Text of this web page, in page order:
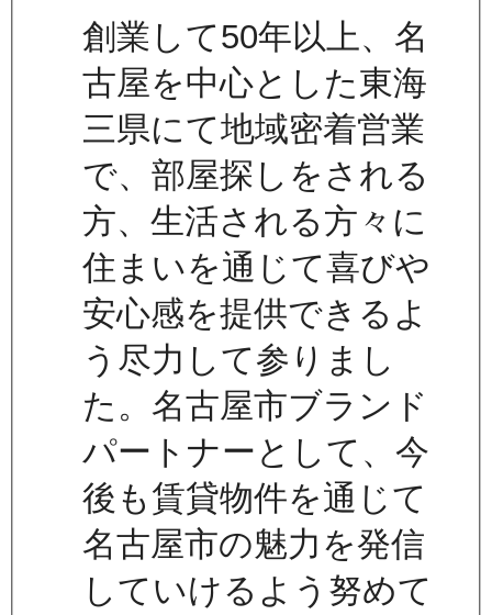
創業して50年以上、名
古屋を中心とした東海
三県にて地域密着営業
で、部屋探しをされる
方、生活される方々に
住まいを通じて喜びや
安心感を提供できるよ
う尽力して参りまし
た。名古屋市ブランド
パートナーとして、今
後も賃貸物件を通じて
名古屋市の魅力を発信
していけるよう努めて